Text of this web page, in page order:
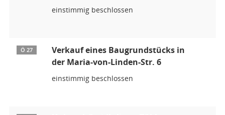
einstimmig beschlossen
Ö 27
Verkauf eines Baugrundstücks in
der Maria-von-Linden-Str. 6
einstimmig beschlossen